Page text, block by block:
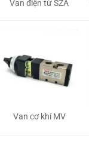
Van điện từ SZA
Van cơ khí MV